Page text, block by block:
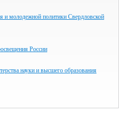
и молодежной политики Свердловской
России
науки и высшего образования